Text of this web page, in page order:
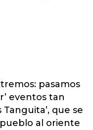
pasamos
eventos tan
que se
al oriente